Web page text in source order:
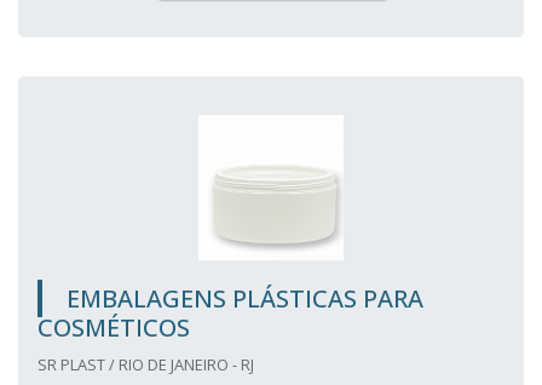
EMBALAGENS PLÁSTICAS PARA
COSMÉTICOS
SR PLAST / RIO DE JANEIRO - RJ